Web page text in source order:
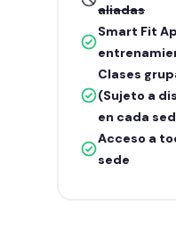
aliadas
Smart Fit
Clases
(Sujeto a
en cada
Acceso a
sede